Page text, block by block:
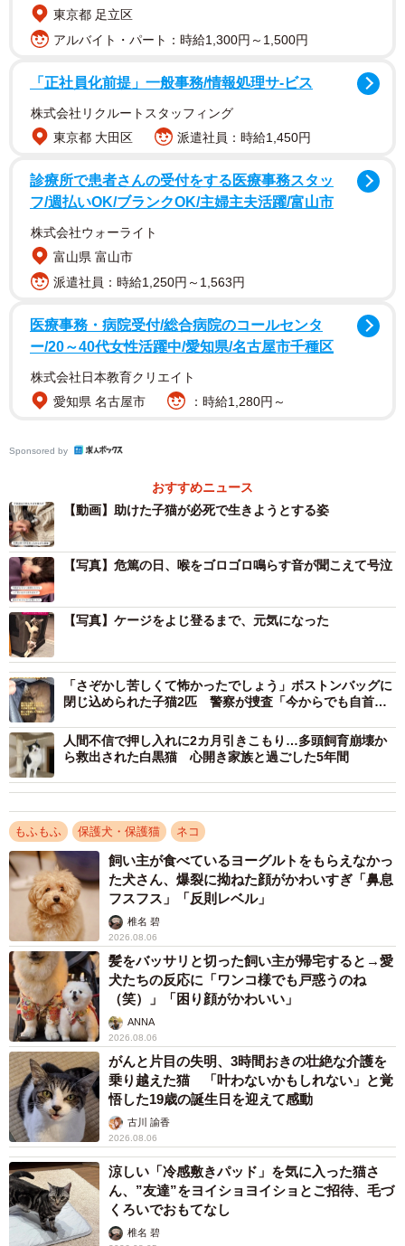
「そのまま置いていけば、また野犬の餌になってしまう。
子どもたちの目の前で見捨てることはできなかった」
そう語るパンちゃんママさんは迷った末、家へ連れ帰り、
翌日病院に駆け込みました。診断は背骨骨折、下半身不
随、腹膜ヘルニア。獣医からは「1日、2日の命でしょう」
危篤の日。子どもたちはの片時もパンちゃんそばを離れず（「パンちゃ
家族での「看取り」を覚悟
絶望的な状況に、パンちゃんママさんの家族は「せめて最
期は人の温もりの中で」と覚悟を決めました。次男くんは
「死んでしまうの？」と繰り返し問いかけ、長女さんは涙
をこらえながら寄り添い、長男くんも帰宅するなり獣医が
パンちゃんのことを「何と言っていたか」などを尋ねまし
た。
「犬が悪いんじゃない。犬もお腹を減らして生きていくた
めに必死なんだ」
パンちゃんママさんは子どもたちに「犬が悪いのではな
い」と伝えました。野犬は空腹をしのぐために必死に生き
ており、そこに罪はない。むしろ、野犬や野良猫が増えて
しまう背景には、人間社会の問題があると考えています。
東京都 足立区
アルバイト・パート：時給1,300円～1,500円
「正社員化前提」一般事務/情報処理サ-ビス
株式会社リクルートスタッフィング
東京都 大田区
派遣社員：時給1,450円
診療所で患者さんの受付をする医療事務スタッ
フ/週払いOK/ブランクOK/主婦主夫活躍/富山市
株式会社ウォーライト
富山県 富山市
派遣社員：時給1,250円～1,563円
医療事務・病院受付/総合病院のコールセンタ
ー/20～40代女性活躍中/愛知県/名古屋市千種区
株式会社日本教育クリエイト
愛知県 名古屋市
：時給1,280円～
Sponsored by
おすすめニュース
【動画】助けた子猫が必死で生きようとする姿
【写真】危篤の日、喉をゴロゴロ鳴らす音が聞こえて号泣
【写真】ケージをよじ登るまで、元気になった
「さぞかし苦しくて怖かったでしょう」ボストンバッグに
閉じ込められた子猫2匹 警察が捜査「今からでも自首し
人間不信で押し入れに2カ月引きこもり…多頭飼育崩壊か
ら救出された白黒猫 心開き家族と過ごした5年間
もふもふ 保護犬・保護猫 ネコ
飼い主が食べているヨーグルトをもらえなかっ
た犬さん、爆裂に拗ねた顔がかわいすぎ「鼻息
フスフス」「反則レベル」
椎名 碧
2026.08.06
髪をバッサリと切った飼い主が帰宅すると→愛
犬たちの反応に「ワンコ様でも戸惑うのね
（笑）」「困り顔がかわいい」
ANNA
2026.08.06
がんと片目の失明、3時間おきの壮絶な介護を
乗り越えた猫 「叶わないかもしれない」と覚
悟した19歳の誕生日を迎えて感動
古川 諭香
2026.08.06
涼しい「冷感敷きパッド」を気に入った猫さ
ん、”友達”をヨイショヨイショとご招待、毛づ
くろいでおもてなし
椎名 碧